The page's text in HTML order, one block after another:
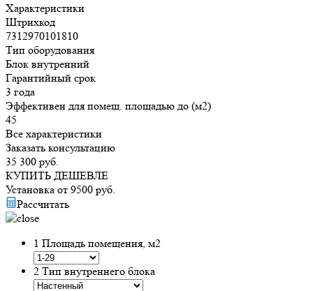
Характеристики
Штрихкод
7312970101810
Тип оборудования
Блок внутренний
Гарантийный срок
3 года
Эффективен для помещ. площадью до (м2)
45
Все характеристики
Заказать консультацию
35 300 руб.
КУПИТЬ ДЕШЕВЛЕ
Установка от 9500 руб.
Рассчитать
1 Площадь помещения, м2
2 Тип внутреннего блока